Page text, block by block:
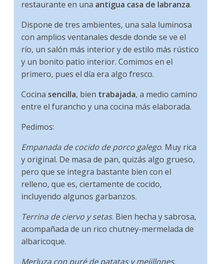
restaurante en una antigua casa de labranza.
Dispone de tres ambientes, una sala luminosa
con amplios ventanales desde donde se ve el
río, un salón más interior y de estilo más rústico
y un bonito patio interior. Comimos en el
primero, pues el día era algo fresco.
Cocina sencilla, bien trabajada, a medio camino
entre el furancho y una cocina más elaborada.
Pedimos:
Empanada de cocido de porco galego. Muy rica
y original. De masa de pan, quizás algo grueso,
pero que se integra bastante bien con el
relleno, que es, ciertamente de cocido,
incluyendo algunos garbanzos.
Terrina de ciervo y setas. Bien hecha y sabrosa,
acompañada de un rico chutney-mermelada de
albaricoque.
Merluza con puré de patatas y mejillones.